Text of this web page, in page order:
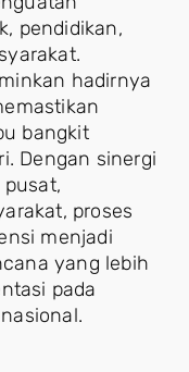
pendidikan,
hadirnya
bangkit
Dengan sinergi
proses
menjadi
yang lebih
pada